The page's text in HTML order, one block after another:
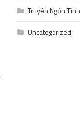
Truyện Ngôn Tình
Uncategorized